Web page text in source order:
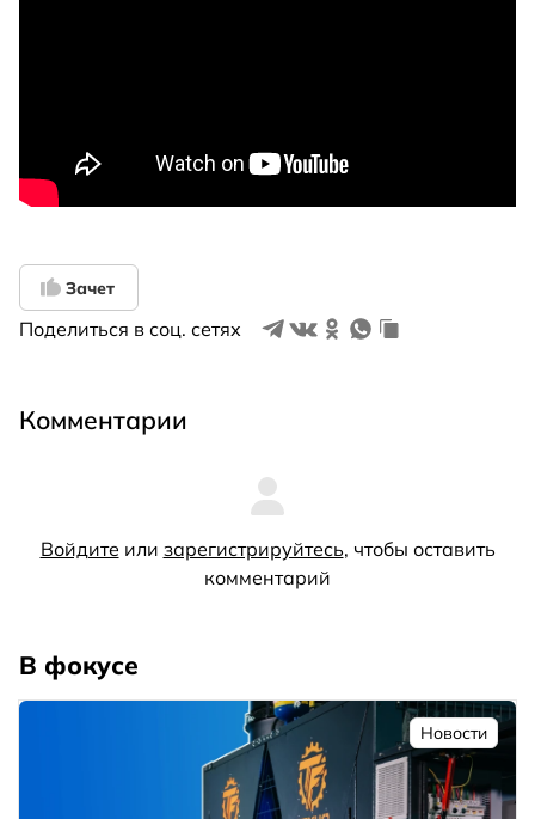
Зачет
Поделиться в соц. сетях
Комментарии
Войдите или зарегистрируйтесь, чтобы оставить
комментарий
В фокусе
Новости